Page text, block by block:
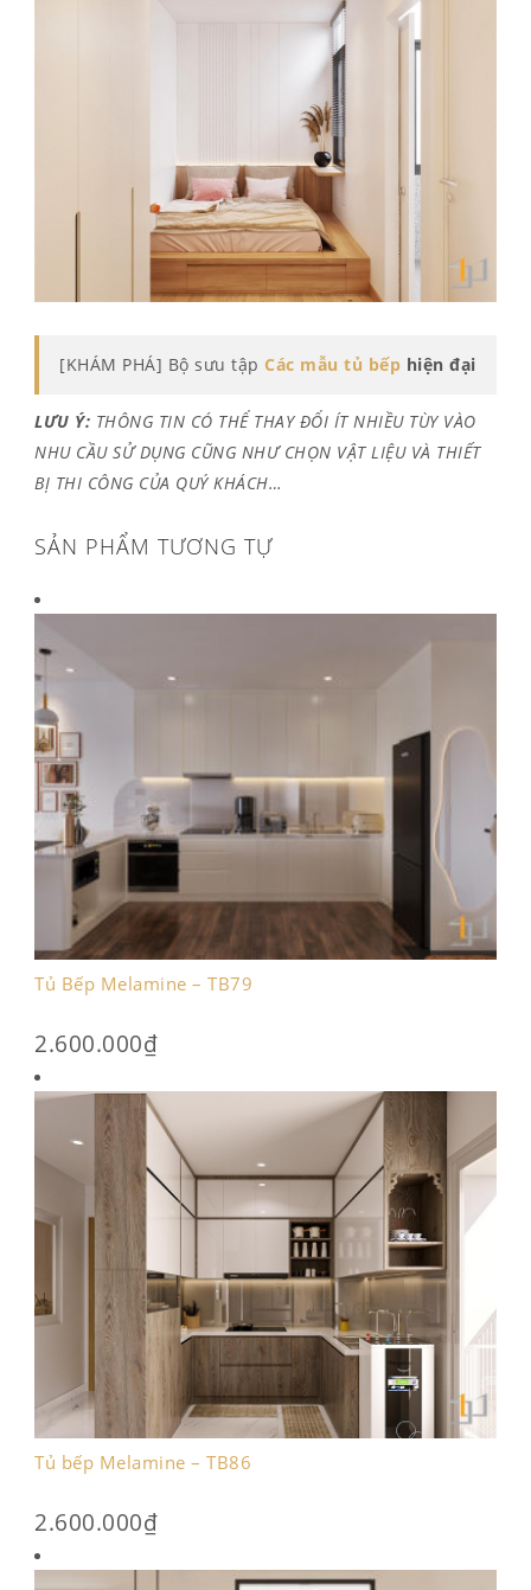
[KHÁM PHÁ] Bộ sưu tập Các mẫu tủ bếp hiện đại
LƯU Ý: THÔNG TIN CÓ THỂ THAY ĐỔI ÍT NHIỀU TÙY VÀO
NHU CẦU SỬ DỤNG CŨNG NHƯ CHỌN VẬT LIỆU VÀ THIẾT
BỊ THI CÔNG CỦA QUÝ KHÁCH…
SẢN PHẨM TƯƠNG TỰ
Tủ Bếp Melamine – TB79
2.600.000₫
Tủ bếp Melamine – TB86
2.600.000₫